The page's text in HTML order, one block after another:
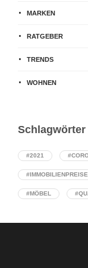
MARKEN
RATGEBER
TRENDS
WOHNEN
Schlagwörter
#2021
#IMMOBILIENPREISE
#MÖBEL